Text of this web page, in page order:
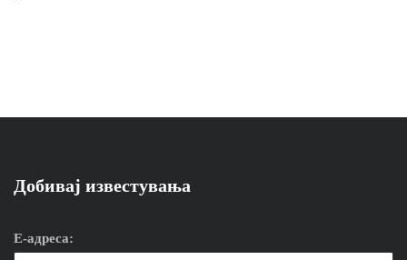
Добивај известувања
Е-адреса: